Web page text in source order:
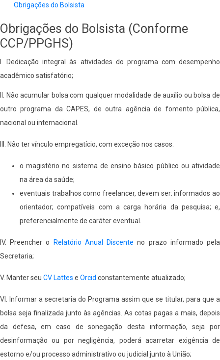
Obrigações do Bolsista
Obrigações do Bolsista (Conforme
CCP/PPGHS)
I. Dedicação integral às atividades do programa com desempenho
acadêmico satisfatório;
II. Não acumular bolsa com qualquer modalidade de auxílio ou bolsa de
outro programa da CAPES, de outra agência de fomento pública,
nacional ou internacional.
III. Não ter vínculo empregatício, com exceção nos casos:
o magistério no sistema de ensino básico público ou atividade
na área da saúde;
eventuais trabalhos como freelancer, devem ser: informados ao
orientador; compatíveis com a carga horária da pesquisa; e,
preferencialmente de caráter eventual.
IV. Preencher o Relatório Anual Discente no prazo informado pela
Secretaria;
V. Manter seu CV Lattes e Orcid constantemente atualizado;
VI. Informar a secretaria do Programa assim que se titular, para que a
bolsa seja finalizada junto às agências. As cotas pagas a mais, depois
da defesa, em caso de sonegação desta informação, seja por
desinformação ou por negligência, poderá acarretar exigência de
estorno e/ou processo administrativo ou judicial junto à União;